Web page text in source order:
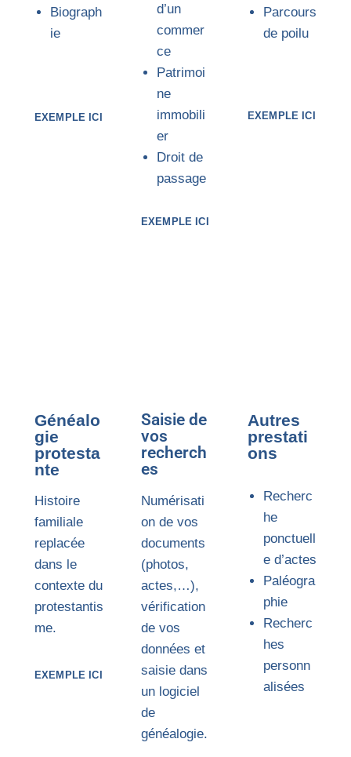
Biograph
ie
EXEMPLE ICI
d’un
commer
ce
Patrimoi
ne
immobili
er
Droit de
passage
EXEMPLE ICI
Parcours
de poilu
EXEMPLE ICI
Généalo
gie
protesta
nte
Histoire
familiale
replacée
dans le
contexte du
protestantis
me.
EXEMPLE ICI
Saisie de
vos
recherch
es
Numérisati
on de vos
documents
(photos,
actes,…),
vérification
de vos
données et
saisie dans
un logiciel
de
généalogie.
Autres
prestati
ons
Recherc
he
ponctuell
e d’actes
Paléogra
phie
Recherc
hes
personn
alisées